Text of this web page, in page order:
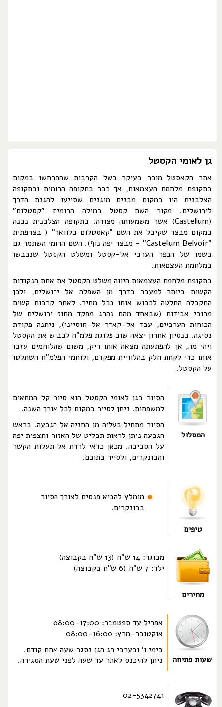
גן לאומי הקסטל
אתר הקאסטל מוכר בעיקר בשל הקרבות שהתרחשו במקום
בתקופת מלחמת העצמאות, אך כבר בתקופה הרומית ובתקופה
הצלבנית היו במקום מבנים מוגנים שסייעו להגנת הדרך
לירושלים. מקור השם קסטל במילה הרומית "קסטלום"
(Castellum) אשר משמעותה מצודה. בתקופה הצלבנית נבנה
במקום מבצר שקיבל את השם "קאסטלום בלוואר" ( בצרפתית
"Castellum Belvoir" - מבצר יפה נוף). השם הרומי השתמר גם
בשמו של הכפר הערבי אל-קסטל ומשלט הקסטל שנכבשו
במלחמת העצמאות.
בתקופת מלחמת העצמאות היווה משלט הקסטל את אחת הנקודות
הקשות ביותר למעבר בדרך מן השפלה אל ירושלים, ולכן
התקבלה החלטה לכבוש אותו בכל מחיר. לאחר קרבות קשים
מרובי אבידות (שבאחד מהם נהרג מפקד מחוז ירושלים של
הכוחות הערביים, עבד אל-קאדר אל-חוסייני), ניתנה פקודת
נסיגה. בנסיון אחרון יצאה שוב פלוגת פלמ"ח לכבוש את הקסטל
ויהי מה, אך להפתעתה מצאה אותו ריק, משום שהלוחמים עזבו
אותו כדי לקחת חלק בהלוויית מפקדם, ולוחמי הפלמ"ח השתלטו
על הקסטל.
המסלול
הסיור בגן לאומי הקסטל הוא סיור קל המתאים
למשפחות. ניתן לסייר במקום לכל אורך השנה.
הסיור מתחיל בעליה מן החניה אל הגבעה. בראש
הגבעה ניתן לראות תבליט של האזור ותצפית יפה
על הסביבה. מכאן כדאי לרדת אל תעלות הקשר
והבונקרים, ולסייר בתוכם.
טיפים
מומלץ להביא פנסים לצורך הסיור
בבונקרים.
מחירים
מבוגר: 14 ש"ח (13 ש"ח בקבוצה)
ילד: 7 ש"ח (6 ש"ח בקבוצה)
שעות פתיחה
אפריל עד ספטמבר: 08:00-17:00
אוקטובר-מרץ: 08:00-16:00
בימי ו' ובערבי חג הגן נסגר שעה אחת קודם.
ניתן להיכנס לאתר עד שעה לפני שעת הסגירה.
02-5342741